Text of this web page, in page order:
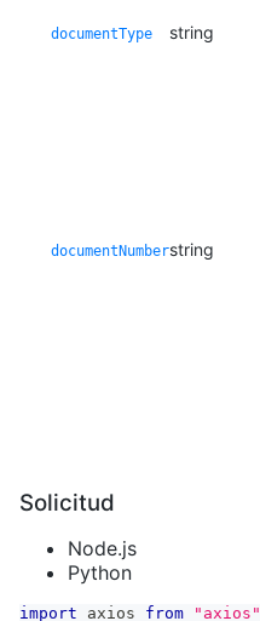
documentType string
documentNumberstring
Solicitud
Node.js
Python
import axios from "axios"